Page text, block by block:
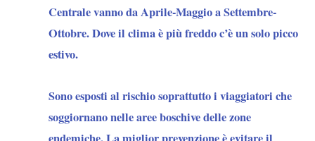
Centrale vanno da Aprile-Maggio a Settembre-
Ottobre. Dove il clima è più freddo c’è un solo picco
estivo.
Sono esposti al rischio soprattutto i viaggiatori che
soggiornano nelle aree boschive delle zone